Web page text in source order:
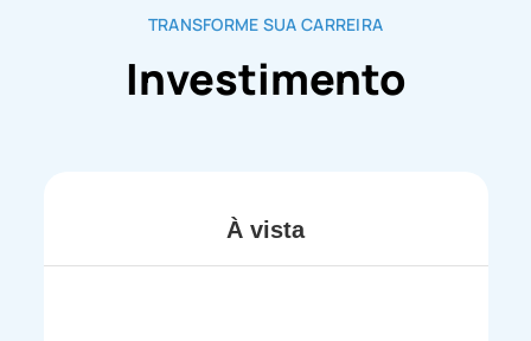
TRANSFORME SUA CARREIRA
Investimento
À vista